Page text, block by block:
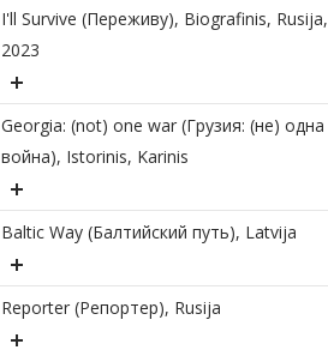
I'll Survive (Переживу), Biografinis, Rusija,
2023
Georgia: (not) one war (Грузия: (не) одна
война), Istorinis, Karinis
Baltic Way (Балтийский путь), Latvija
Reporter (Репортер), Rusija